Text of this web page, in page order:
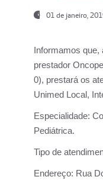
01 de janeiro,
Informamos que,
prestador
0), prestará os
Unimed Local,
Especialidade:
Pediátrica.
Tipo de
Endereço: Rua